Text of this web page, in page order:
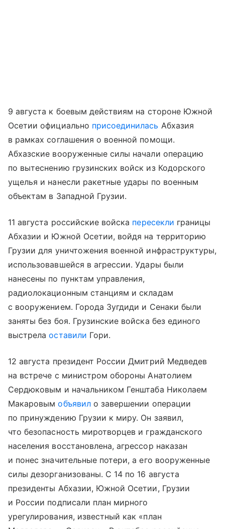
9 августа к боевым действиям на стороне Южной
Осетии официально присоединилась Абхазия
в рамках соглашения о военной помощи.
Абхазские вооруженные силы начали операцию
по вытеснению грузинских войск из Кодорского
ущелья и нанесли ракетные удары по военным
объектам в Западной Грузии.
11 августа российские войска пересекли границы
Абхазии и Южной Осетии, войдя на территорию
Грузии для уничтожения военной инфраструктуры,
использовавшейся в агрессии. Удары были
нанесены по пунктам управления,
радиолокационным станциям и складам
с вооружением. Города Зугдиди и Сенаки были
заняты без боя. Грузинские войска без единого
выстрелаоставили Гори.
12 августа президент России Дмитрий Медведев
на встрече с министром обороны Анатолием
Сердюковым и начальником Генштаба Николаем
Макаровымобъявило завершении операции
по принуждению Грузии к миру. Он заявил,
что безопасность миротворцев и гражданского
населения восстановлена, агрессор наказан
и понес значительные потери, а его вооруженные
силы дезорганизованы. С 14 по 16 августа
президенты Абхазии, Южной Осетии, Грузии
и России подписали план мирного
урегулирования, известный как «план